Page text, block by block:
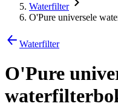
Waterfilter
O'Pure universele
Waterfilter
O'Pure